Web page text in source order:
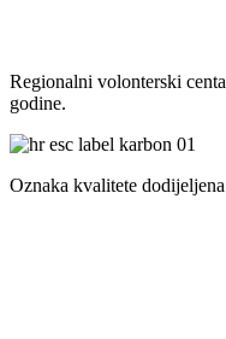
Regionalni volonterski
godine.
Oznaka kvalitete